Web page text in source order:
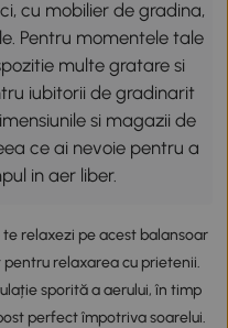
cu mobilier de gradina,
Pentru momentele tale
multe gratare si
iubitorii de gradinarit
si magazii de
ce ai nevoie pentru a
in aer liber.
relaxezi pe acest balansoar
relaxarea cu prietenii.
sporită a aerului, în timp
perfect împotriva soarelui.